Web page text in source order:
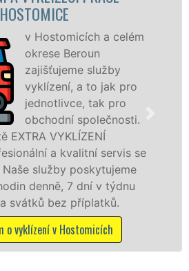
se
v Hostomicích a
službu jak
osobám se
práce, a to NON-
Mám zájem o